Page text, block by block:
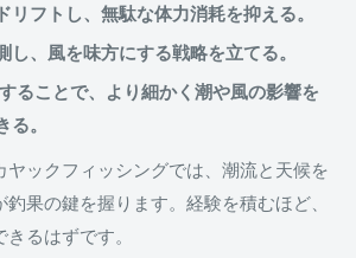
リフトし、無駄な体力消耗を抑える。
し、風を味方にする戦略を立てる。
ることで、より細かく潮や風の影響を
。
ヤックフィッシングでは、潮流と天候を
果の鍵を握ります。経験を積むほど、
るはずです。